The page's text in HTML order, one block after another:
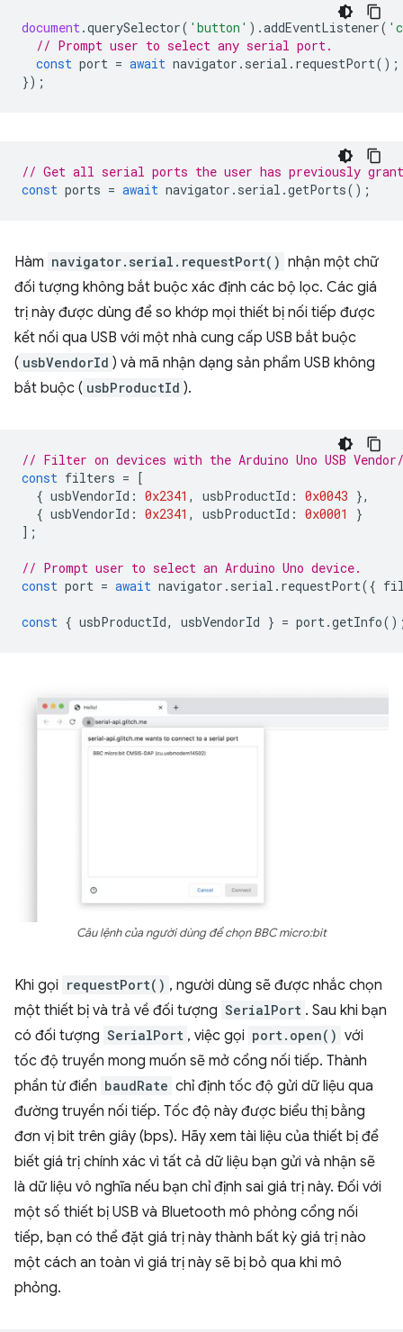
document.querySelector( 'button' ).addEventListener(
// Prompt user to select any serial port.
const port = await navigator . serial . requestPort();
});
// Get all serial ports the user has previously
const ports = await navigator . serial .getPorts();
Hàm navigator.serial.requestPort() nhận một chữ
đối tượng không bắt buộc xác định các bộ lọc. Các giá
trị này được dùng để so khớp mọi thiết bị nối tiếp được
kết nối qua USB với một nhà cung cấp USB bắt buộc
( usbVendorId ) và mã nhận dạng sản phẩm USB không
bắt buộc ( usbProductId ).
// Filter on devices with the Arduino Uno USB
const filters = [
{ usbVendorId : 0x2341 , usbProductId : 0x0043 },
{ usbVendorId : 0x2341 , usbProductId : 0x0001
}
];
// Prompt user to select an Arduino Uno device.
const port = await navigator . serial . requestPort({
const { usbProductId, usbVendorId } = port.getInfo
Câu lệnh của người dùng để chọn BBC micro:bit
Khi gọi requestPort() , người dùng sẽ được nhắc chọn
một thiết bị và trả về đối tượng SerialPort . Sau khi bạn
có đối tượng SerialPort , việc gọi port.open() với
tốc độ truyền mong muốn sẽ mở cổng nối tiếp. Thành
phần từ điển baudRate chỉ định tốc độ gửi dữ liệu qua
đường truyền nối tiếp. Tốc độ này được biểu thị bằng
đơn vị bit trên giây (bps). Hãy xem tài liệu của thiết bị để
biết giá trị chính xác vì tất cả dữ liệu bạn gửi và nhận sẽ
là dữ liệu vô nghĩa nếu bạn chỉ định sai giá trị này. Đối với
một số thiết bị USB và Bluetooth mô phỏng cổng nối
tiếp, bạn có thể đặt giá trị này thành bất kỳ giá trị nào
một cách an toàn vì giá trị này sẽ bị bỏ qua khi mô
phỏng.